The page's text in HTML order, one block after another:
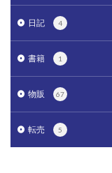
日記 4
書籍 1
物販 67
転売 5